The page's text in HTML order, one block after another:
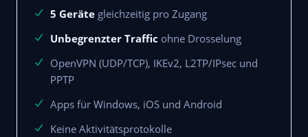
5 Geräte gleichzeitig pro Zugang
Unbegrenzter Traffic ohne Drosselung
OpenVPN (UDP/TCP), IKEv2, L2TP/IPsec und
PPTP
Apps für Windows, iOS und Android
Keine Aktivitätsprotokolle